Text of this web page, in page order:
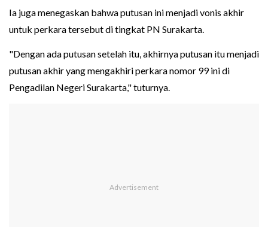
Ia juga menegaskan bahwa putusan ini menjadi vonis akhir
untuk perkara tersebut di tingkat PN Surakarta.
"Dengan ada putusan setelah itu, akhirnya putusan itu menjadi
putusan akhir yang mengakhiri perkara nomor 99 ini di
Pengadilan Negeri Surakarta," tuturnya.